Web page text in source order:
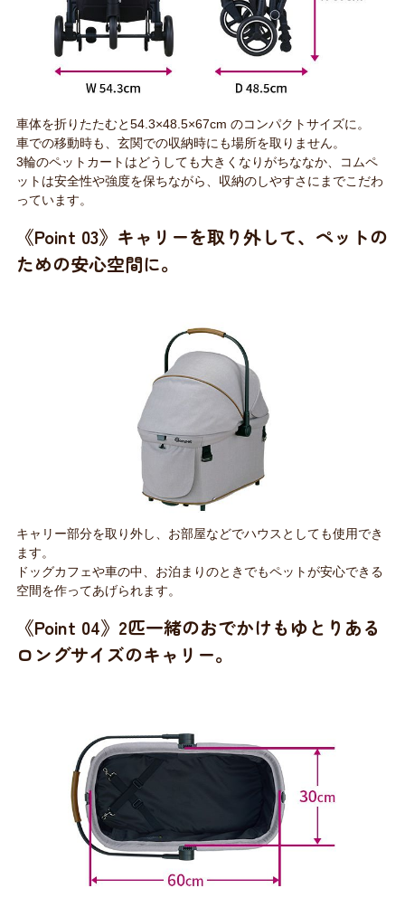
車体を折りたたむと54.3×48.5×67cm のコンパクトサイズに。
車での移動時も、玄関での収納時にも場所を取りません。
3輪のペットカートはどうしても大きくなりがちななか、コムペ
ットは安全性や強度を保ちながら、収納のしやすさにまでこだわ
っています。
《Point 03》キャリーを取り外して、ペットの
ための安心空間に。
キャリー部分を取り外し、お部屋などでハウスとしても使用でき
ます。
ドッグカフェや車の中、お泊まりのときでもペットが安心できる
空間を作ってあげられます。
《Point 04》2匹一緒のおでかけもゆとりある
ロングサイズのキャリー。